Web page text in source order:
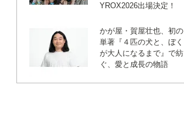
YROX2026出場決定！
かが屋・賀屋壮也、初の
単著『４匹の犬と、ぼく
が大人になるまで』で紡
ぐ、愛と成長の物語